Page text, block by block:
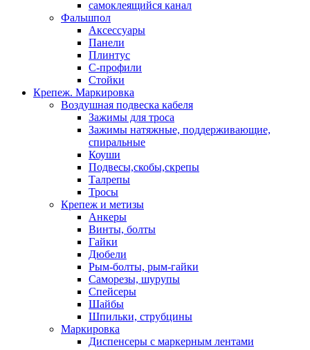
самоклеящийся канал
Фальшпол
Аксессуары
Панели
Плинтус
С-профили
Стойки
Крепеж. Маркировка
Воздушная подвеска кабеля
Зажимы для троса
Зажимы натяжные, поддерживающие,
спиральные
Коуши
Подвесы,скобы,скрепы
Талрепы
Тросы
Крепеж и метизы
Анкеры
Винты, болты
Гайки
Дюбели
Рым-болты, рым-гайки
Саморезы, шурупы
Спейсеры
Шайбы
Шпильки, струбцины
Маркировка
Диспенсеры с маркерным лентами